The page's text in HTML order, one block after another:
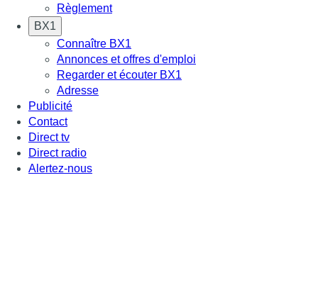
Règlement
BX1
Connaître BX1
Annonces et offres d'emploi
Regarder et écouter BX1
Adresse
Publicité
Contact
Direct tv
Direct radio
Alertez-nous